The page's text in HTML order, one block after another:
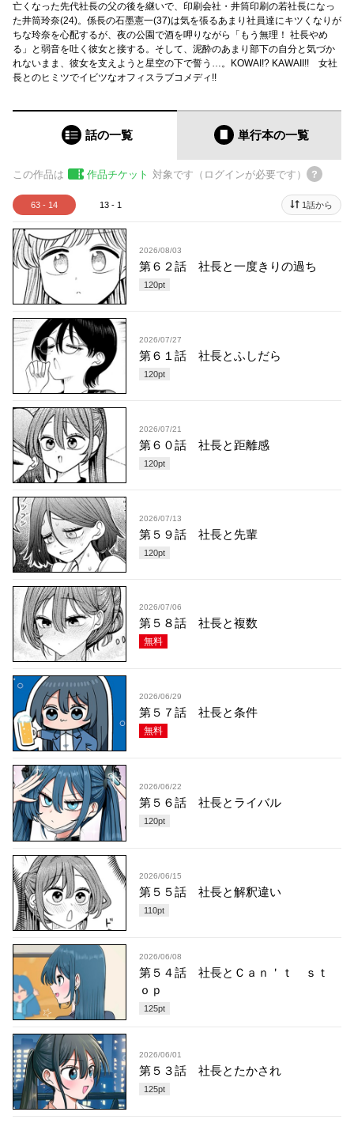
亡くなった先代社長の父の後を継いで、印刷会社・井筒印刷の若社長になっ
た井筒玲奈(24)。係長の石墨憲一(37)は気を張るあまり社員達にキツくなりが
ちな玲奈を心配するが、夜の公園で酒を呷りながら「もう無理！ 社長やめ
る」と弱音を吐く彼女と接する。そして、泥酔のあまり部下の自分と気づか
れないまま、彼女を支えようと星空の下で誓う…。KOWAI!? KAWAII!! 女社
長とのヒミツでイビツなオフィスラブコメディ!!
話の一覧 単行本の一覧
この作品は 作品チケット 対象です（ログインが必要です）
63 - 14 13 - 1 1話から
2026/08/03
第６２話 社長と一度きりの過ち
120pt
2026/07/27
第６１話 社長とふしだら
120pt
2026/07/21
第６０話 社長と距離感
120pt
2026/07/13
第５９話 社長と先輩
120pt
2026/07/06
第５８話 社長と複数
無料
2026/06/29
第５７話 社長と条件
無料
2026/06/22
第５６話 社長とライバル
120pt
2026/06/15
第５５話 社長と解釈違い
110pt
2026/06/08
第５４話 社長とＣａｎ＇ｔ ｓｔ
ｏｐ
125pt
2026/06/01
第５３話 社長とたかされ
125pt